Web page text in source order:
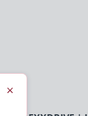
Schließen